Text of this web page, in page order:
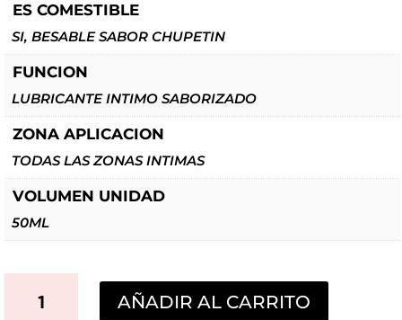
ES COMESTIBLE
SI, BESABLE SABOR CHUPETIN
FUNCION
LUBRICANTE INTIMO SABORIZADO
ZONA APLICACION
TODAS LAS ZONAS INTIMAS
VOLUMEN UNIDAD
50ML
AÑADIR AL CARRITO